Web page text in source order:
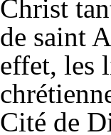
Christ
de saint
effet, les
Cité de